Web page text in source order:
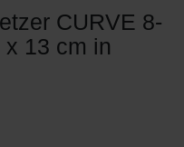
CURVE 8-
13 cm in